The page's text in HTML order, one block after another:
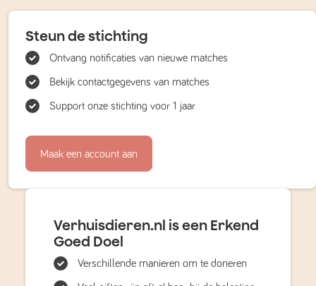
Steun de stichting
Ontvang notificaties van nieuwe matches
Bekijk contactgegevens van matches
Support onze stichting voor 1 jaar
Maak een account aan
Verhuisdieren.nl is een Erkend
Goed Doel
Verschillende manieren om te doneren